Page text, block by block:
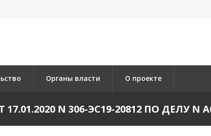
Органы власти О проекте
N 306-ЭС19-20812 ПО ДЕЛУ N